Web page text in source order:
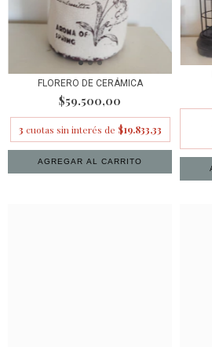
FLORERO DE CERÁMICA
$59.500,00
3 cuotas sin interés de $19.833,33